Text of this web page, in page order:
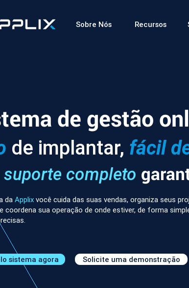
Sobre Nós Recursos
da Applix você cuida das suas vendas, organiza seus
coordena sua operação de onde estiver, de forma
sistema agora Solicite uma demonstração
de gestão
de implantar, fácil
suporte completo